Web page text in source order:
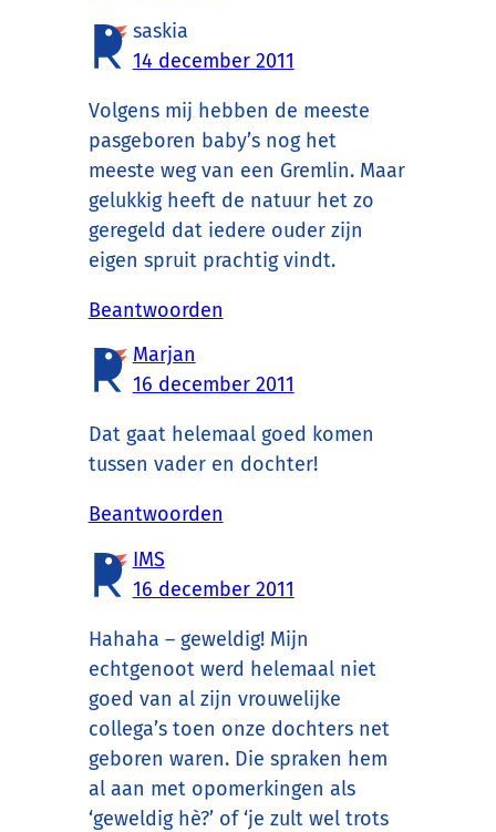
saskia
14 december 2011
Volgens mij hebben de meeste
pasgeboren baby’s nog het
meeste weg van een Gremlin. Maar
gelukkig heeft de natuur het zo
geregeld dat iedere ouder zijn
eigen spruit prachtig vindt.
Beantwoorden
Marjan
16 december 2011
Dat gaat helemaal goed komen
tussen vader en dochter!
Beantwoorden
IMS
16 december 2011
Hahaha – geweldig! Mijn
echtgenoot werd helemaal niet
goed van al zijn vrouwelijke
collega’s toen onze dochters net
geboren waren. Die spraken hem
al aan met opomerkingen als
‘geweldig hè?’ of ‘je zult wel trots